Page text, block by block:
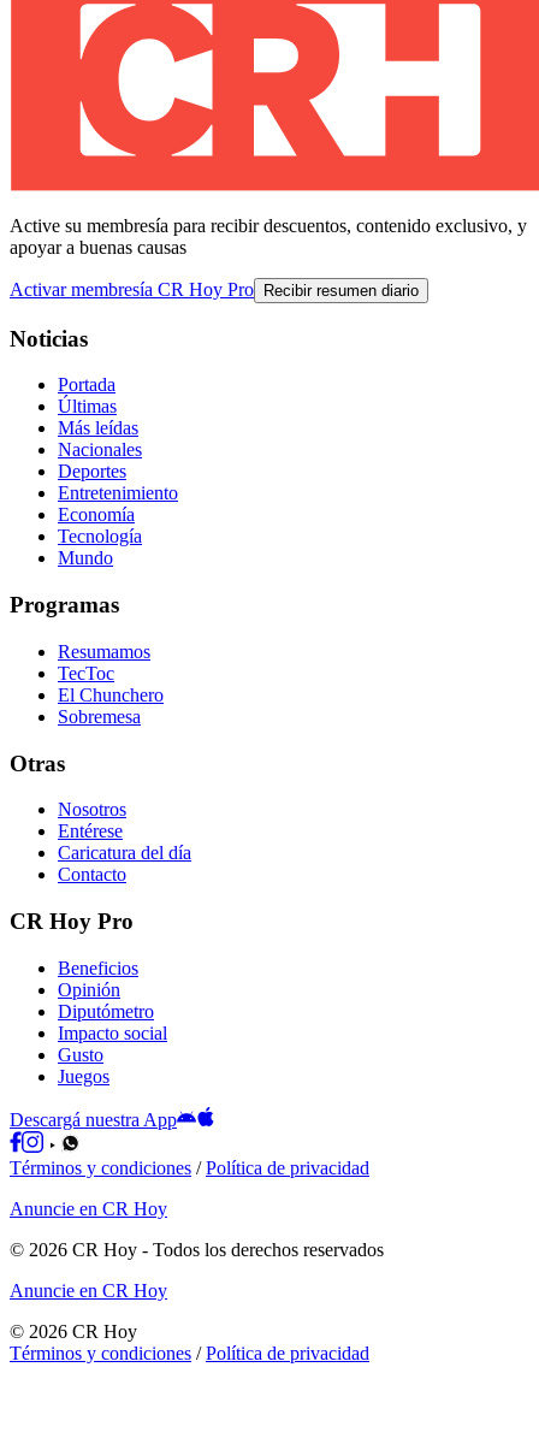
Active su membresía para recibir descuentos, contenido exclusivo, y
apoyar a buenas causas
Activar membresía CR Hoy Pro Recibir resumen diario
Noticias
Portada
Últimas
Más leídas
Nacionales
Deportes
Entretenimiento
Economía
Tecnología
Mundo
Programas
Resumamos
TecToc
El Chunchero
Sobremesa
Otras
Nosotros
Entérese
Caricatura del día
Contacto
CR Hoy Pro
Beneficios
Opinión
Diputómetro
Impacto social
Gusto
Juegos
Descargá nuestra App
Términos y condiciones /Política de privacidad
Anuncie en CR Hoy
© 2026 CR Hoy - Todos los derechos reservados
Anuncie en CR Hoy
© 2026 CR Hoy
Términos y condiciones /Política de privacidad